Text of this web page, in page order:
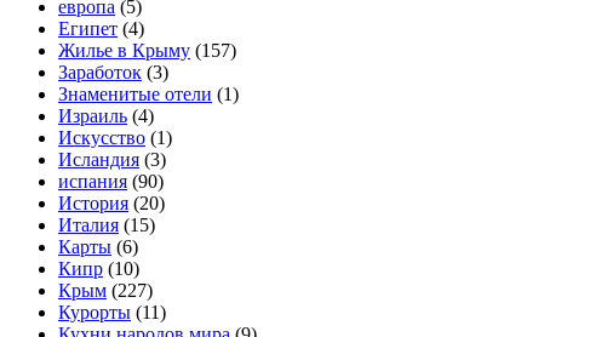
европа (5)
Египет (4)
Жилье в Крыму (157)
Заработок (3)
Знаменитые отели (1)
Израиль (4)
Искусство (1)
Исландия (3)
испания (90)
История (20)
Италия (15)
Карты (6)
Кипр (10)
Крым (227)
Курорты (11)